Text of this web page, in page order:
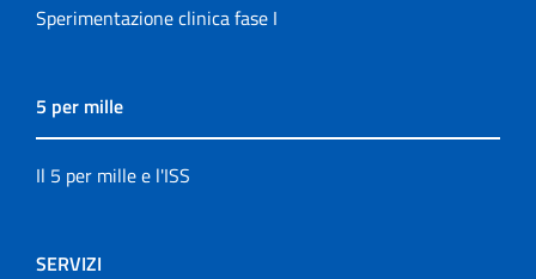
Sperimentazione clinica fase I
5 per mille
Il 5 per mille e l'ISS
SERVIZI